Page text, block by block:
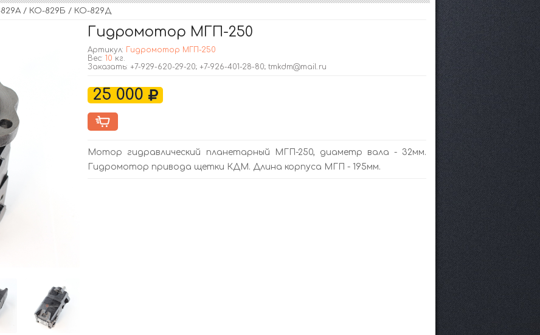
/ КО-829Б / КО-829Д
Гидромотор МГП-250
Артикул:
Гидромотор МГП-250
Вес: 10 кг.
Заказать: +7-929-620-29-20; +7-926-401-28-80; tmkdm@mail.ru
25 000
Мотор гидравлический планетарный МГП-250, диаметр вала - 32мм.
Гидромотор привода щетки КДМ. Длина корпуса МГП - 195мм.